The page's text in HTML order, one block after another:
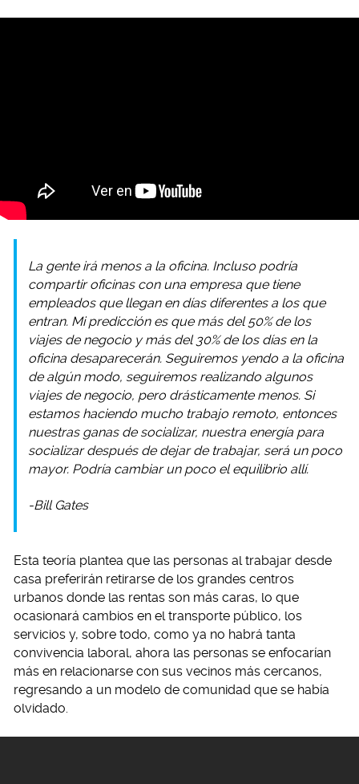
La gente irá menos a la oficina. Incluso podría
compartir oficinas con una empresa que tiene
empleados que llegan en días diferentes a los que
entran. Mi predicción es que más del 50% de los
viajes de negocio y más del 30% de los días en la
oficina desaparecerán. Seguiremos yendo a la oficina
de algún modo, seguiremos realizando algunos
viajes de negocio, pero drásticamente menos. Si
estamos haciendo mucho trabajo remoto, entonces
nuestras ganas de socializar, nuestra energía para
socializar después de dejar de trabajar, será un poco
mayor. Podría cambiar un poco el equilibrio allí.
-Bill Gates
Esta teoría plantea que las personas al trabajar desde
casa preferirán retirarse de los grandes centros
urbanos donde las rentas son más caras, lo que
ocasionará cambios en el transporte público, los
servicios y, sobre todo, como ya no habrá tanta
convivencia laboral, ahora las personas se enfocarían
más en relacionarse con sus vecinos más cercanos,
regresando a un modelo de comunidad que se había
olvidado.